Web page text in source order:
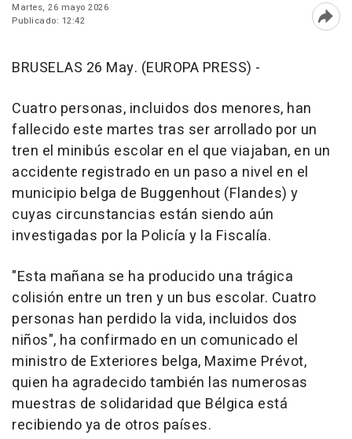
Martes, 26 mayo 2026
Publicado: 12:42
BRUSELAS 26 May. (EUROPA PRESS) -
Cuatro personas, incluidos dos menores, han
fallecido este martes tras ser arrollado por un
tren el minibús escolar en el que viajaban, en un
accidente registrado en un paso a nivel en el
municipio belga de Buggenhout (Flandes) y
cuyas circunstancias están siendo aún
investigadas por la Policía y la Fiscalía.
"Esta mañana se ha producido una trágica
colisión entre un tren y un bus escolar. Cuatro
personas han perdido la vida, incluidos dos
niños", ha confirmado en un comunicado el
ministro de Exteriores belga, Maxime Prévot,
quien ha agradecido también las numerosas
muestras de solidaridad que Bélgica está
recibiendo ya de otros países.